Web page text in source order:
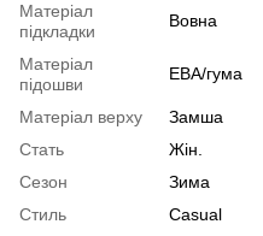
Матеріал
підкладки
Вовна
Матеріал
підошви
ЕВА/гума
Матеріал верху
Замша
Стать
Жін.
Сезон
Зима
Стиль
Casual